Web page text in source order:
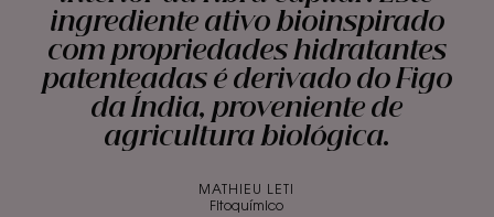
ingrediente ativo bioinspirado
com propriedades hidratantes
patenteadas é derivado do Figo
da Índia, proveniente de
agricultura biológica.
MATHIEU LETI
Fitoquímico